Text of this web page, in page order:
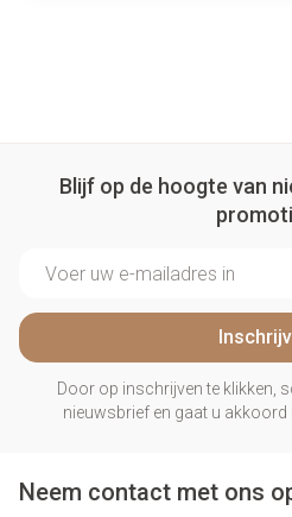
Blijf op de hoogte van
Door op inschrijven te klikken,
nieuwsbrief en gaat u akkoord
Neem contact met ons